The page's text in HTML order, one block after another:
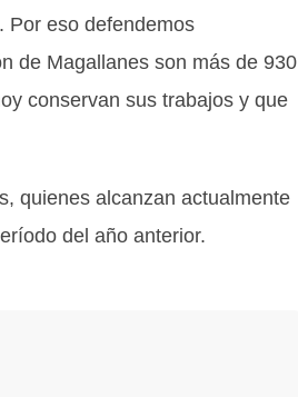
Por eso defendemos
de Magallanes son más de 930
conservan sus trabajos y que
quienes alcanzan actualmente
del año anterior.